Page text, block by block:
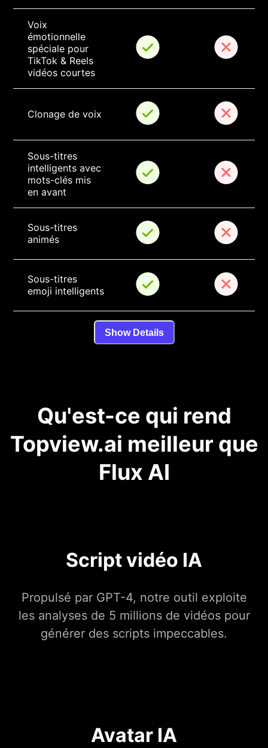
Voix
émotionnelle
spéciale pour
TikTok & Reels
vidéos courtes
Clonage de voix
Sous-titres
intelligents avec
mots-clés mis
en avant
Sous-titres
animés
Sous-titres
emoji intelligents
Show Details
Qu'est-ce qui rend
Topview.ai meilleur que
Flux AI
Script vidéo IA
Propulsé par GPT-4, notre outil exploite
les analyses de 5 millions de vidéos pour
générer des scripts impeccables.
Avatar IA